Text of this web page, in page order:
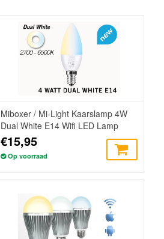
Miboxer / Mi-Light Kaarslamp 4W
Dual White E14 Wifi LED Lamp
€15,95
Op voorraad